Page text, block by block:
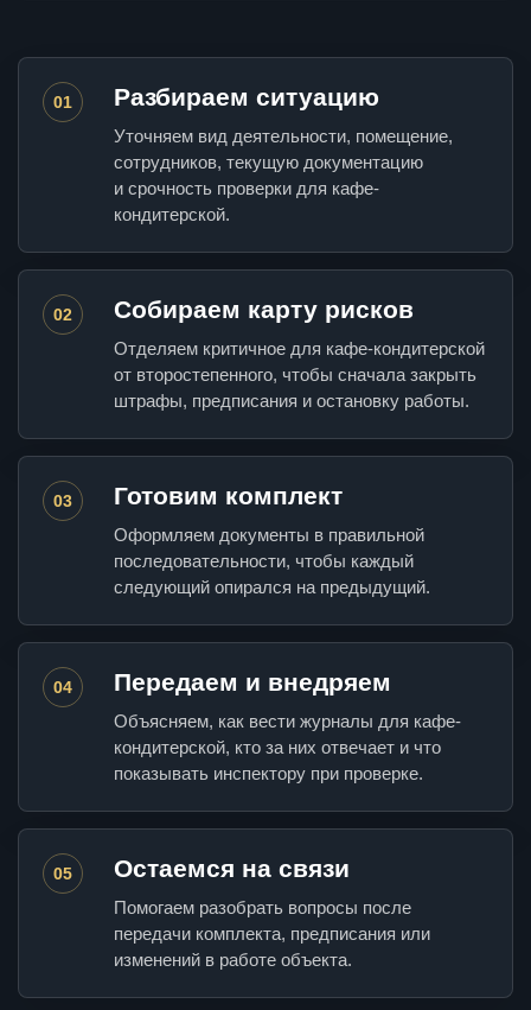
01 Разбираем ситуацию
Уточняем вид деятельности, помещение,
сотрудников, текущую документацию
и срочность проверки для кафе-
кондитерской.
02 Собираем карту рисков
Отделяем критичное для кафе-кондитерской
от второстепенного, чтобы сначала закрыть
штрафы, предписания и остановку работы.
03 Готовим комплект
Оформляем документы в правильной
последовательности, чтобы каждый
следующий опирался на предыдущий.
04 Передаем и внедряем
Объясняем, как вести журналы для кафе-
кондитерской, кто за них отвечает и что
показывать инспектору при проверке.
05 Остаемся на связи
Помогаем разобрать вопросы после
передачи комплекта, предписания или
изменений в работе объекта.